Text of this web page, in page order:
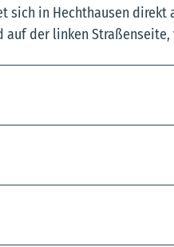
sich in Hechthausen direkt
auf der linken